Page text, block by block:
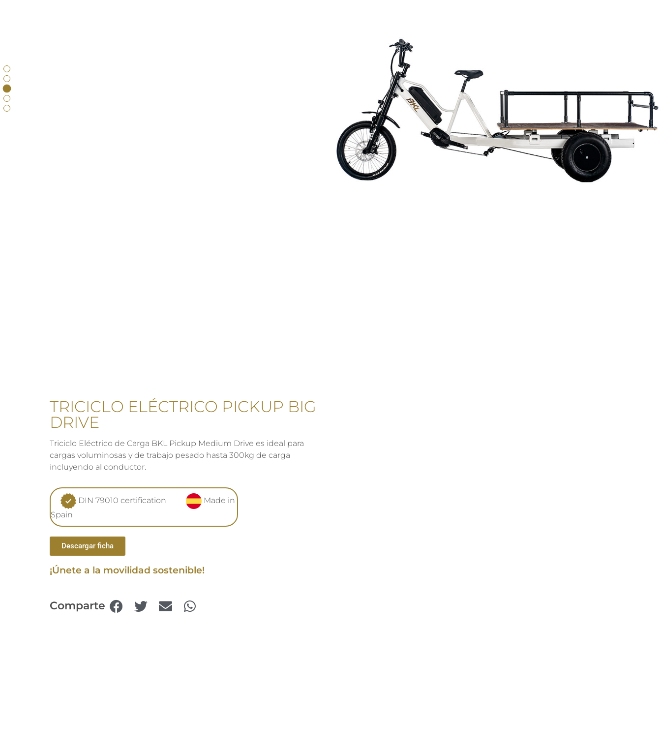
TRICICLO ELÉCTRICO PICKUP BIG
DRIVE
Triciclo Eléctrico de Carga BKL Pickup Medium Drive es ideal para
cargas voluminosas y de trabajo pesado hasta 300kg de carga
incluyendo al conductor.
DIN 79010 certification
Made in
Spain
Descargar ficha
¡Únete a la movilidad sostenible!
Comparte